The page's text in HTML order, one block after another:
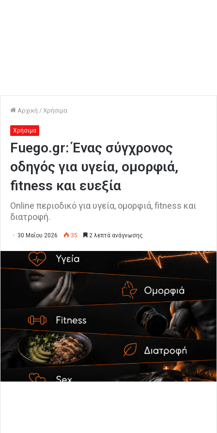
Αρχική / Χρήσιμα
Χρήσιμα
Fuego.gr: Ένας σύγχρονος
οδηγός για υγεία, ομορφιά,
fitness και ευεξία
Online περιοδικό για υγεία, ομορφιά, fitness και
διατροφή.
30 Μαΐου 2026 35 2 λεπτά ανάγνωσης